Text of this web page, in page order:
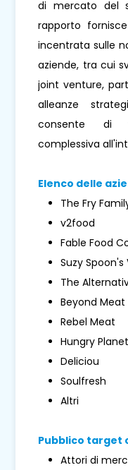
di mercato del
rapporto
incentrata sulle
aziende, tra cui
joint venture,
alleanze
consente di
complessiva
Elenco delle
The Fry
v2food
Fable Food
Suzy
The
Beyond Meat
Rebel Meat
Hungry Planet
Deliciou
Soulfresh
Altri
Pubblico target
Attori di